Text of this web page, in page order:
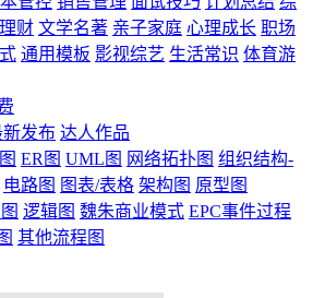
财 文学名著 亲子家庭 心理成长 职场
通用模板 影视综艺 生活常识 体育游
发布 达人作品
ER图 UML图 网络拓扑图 组织结构-
电路图 图表/表格 架构图 原型图
逻辑图 魏朱商业模式 EPC事件过程
其他流程图